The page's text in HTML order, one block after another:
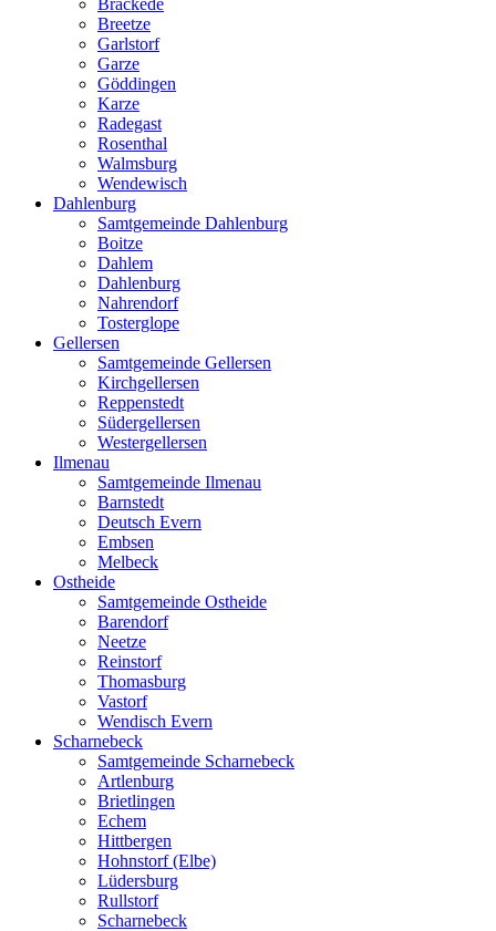
Brackede
Breetze
Garlstorf
Garze
Göddingen
Karze
Radegast
Rosenthal
Walmsburg
Wendewisch
Dahlenburg
Samtgemeinde Dahlenburg
Boitze
Dahlem
Dahlenburg
Nahrendorf
Tosterglope
Gellersen
Samtgemeinde Gellersen
Kirchgellersen
Reppenstedt
Südergellersen
Westergellersen
Ilmenau
Samtgemeinde Ilmenau
Barnstedt
Deutsch Evern
Embsen
Melbeck
Ostheide
Samtgemeinde Ostheide
Barendorf
Neetze
Reinstorf
Thomasburg
Vastorf
Wendisch Evern
Scharnebeck
Samtgemeinde Scharnebeck
Artlenburg
Brietlingen
Echem
Hittbergen
Hohnstorf (Elbe)
Lüdersburg
Rullstorf
Scharnebeck